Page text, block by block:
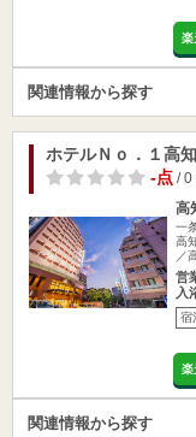
楽
関連情報から探す
ホテルＮｏ．１高知
-点/ 0
高
一
高
／
営
入
宿
楽
関連情報から探す